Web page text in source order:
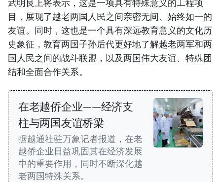
目，展现了越老两国人民之间亲密无间、始终如一的
友谊。同时，这也是一个具有深远教育意义的文化历
史象征，教育两国子孙后代更好地了解越老两军和两
国人民之间的战斗联盟，以及两国伟大友谊、特殊团
结和全面合作关系。
在老越侨企业——经济支
柱与两国友谊桥梁
据越通社驻万象记者报道，在老
越侨企业日益巩固其在经济发展
中的重要作用，同时不断深化越
老两国特殊关系。